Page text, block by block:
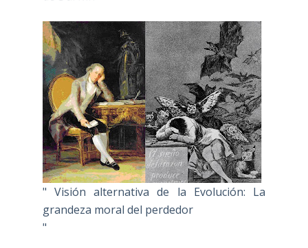
" Visión alternativa de la Evolución: La
grandeza moral del perdedor
"